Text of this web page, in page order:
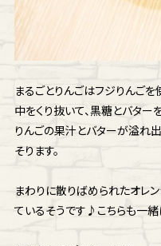
まるごとりんごはフジりんごを
中をくり抜いて、黒糖とバタ
りんごの果汁とバターが溢れ
そります。
まわりに散りばめられたオレ
ているそうです♪こちらも一